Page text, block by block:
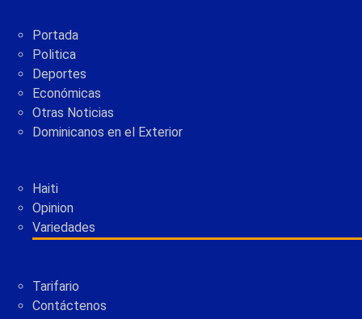
Portada
Politica
Deportes
Económicas
Otras Noticias
Dominicanos en el Exterior
Haiti
Opinion
Variedades
Tarifario
Contáctenos